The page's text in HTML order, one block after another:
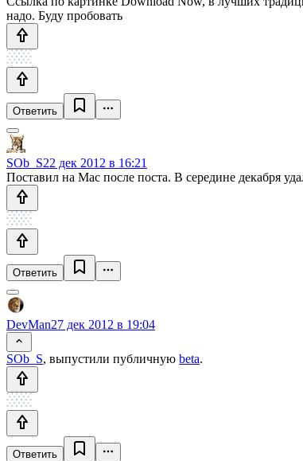
надо. Буду пробовать
Ответить
SOb_S22 дек 2012 в 16:21
Поставил на Mac после поста. В середине декабря
Ответить
DevMan27 дек 2012 в 19:04
SOb_S, выпустили публичную beta.
Ответить